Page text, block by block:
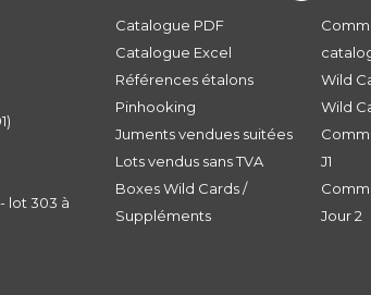
lot 303 à
Catalogue PDF
Catalogue Excel
Références étalons
Pinhooking
Juments vendues suitées
Lots vendus sans TVA
Boxes Wild Cards /
Suppléments
Wild
Wild
J1
Jour 2